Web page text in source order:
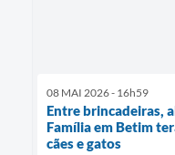
08 MAI 2026 - 16h59
Entre brincadeiras,
Família em Betim
cães e gatos